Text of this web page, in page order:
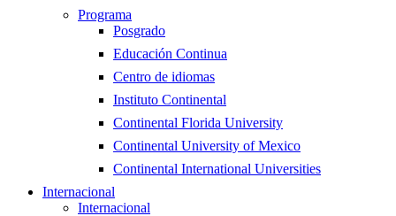
Programa
Posgrado
Educación Continua
Centro de idiomas
Instituto Continental
Continental Florida University
Continental University of Mexico
Continental International Universities
Internacional
Internacional